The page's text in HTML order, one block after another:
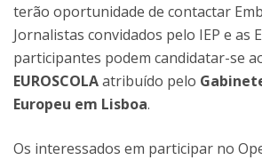
terão oportunidade de contactar
Jornalistas convidados pelo IEP e as
participantes podem candidatar-se
EUROSCOLAatribuído pelo
Europeu em Lisboa.
Os interessados em participar no